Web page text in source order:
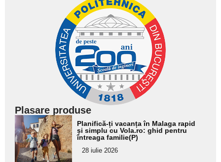
Plasare produse
Adaugă
aici textul
pentru
subtitlu
Planifică-ți vacanța în Malaga rapid
și simplu cu Vola.ro: ghid pentru
întreaga familie(P)
28 iulie 2026